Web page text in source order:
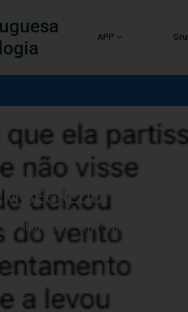
APP
SEGREDO” –
SEGREDO” – ANTÓNIO PEDRO